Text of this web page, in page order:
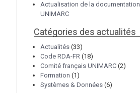
Actualisation de la documentation
UNIMARC
Catégories des actualités
Actualités (33)
Code RDA-FR (18)
Comité français UNIMARC (2)
Formation (1)
Systèmes & Données (6)